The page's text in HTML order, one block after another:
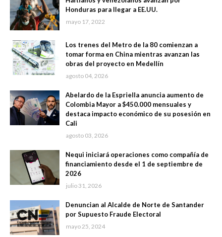
Honduras para llegar a EE.UU.
mayo 17, 2022
Los trenes del Metro de la 80 comienzan a
tomar forma en China mientras avanzan las
obras del proyecto en Medellín
agosto 04, 2026
Abelardo de la Espriella anuncia aumento de
Colombia Mayor a $450.000 mensuales y
destaca impacto económico de su posesión en
Cali
agosto 03, 2026
Nequi iniciará operaciones como compañía de
financiamiento desde el 1 de septiembre de
2026
julio 31, 2026
Denuncian al Alcalde de Norte de Santander
por Supuesto Fraude Electoral
mayo 25, 2024